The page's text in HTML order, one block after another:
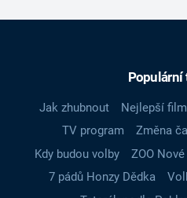
Populární
Jak zhubnout Nejlepší
TV program
Změna
Kdy budou volby
ZOO
7 pádů Honzy Dědka